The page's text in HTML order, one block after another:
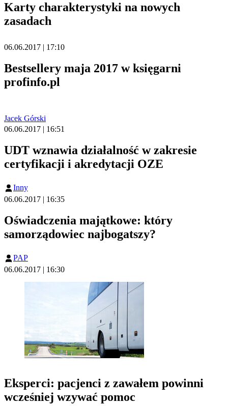
Karty charakterystyki na nowych
zasadach
06.06.2017 | 17:10
Bestsellery maja 2017 w księgarni
profinfo.pl
Jacek Górski
06.06.2017 | 16:51
UDT wznawia działalność w zakresie
certyfikacji i akredytacji OZE
Inny
06.06.2017 | 16:35
Oświadczenia majątkowe: który
samorządowiec najbogatszy?
PAP
06.06.2017 | 16:30
Eksperci: pacjenci z zawałem powinni
wcześniej wzywać pomoc